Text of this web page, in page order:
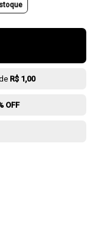
R$ 1,00
OFF